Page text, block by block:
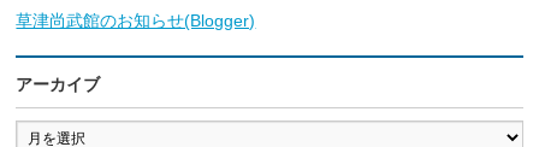
草津尚武館のお知らせ(Blogger)
アーカイブ
ア
ー